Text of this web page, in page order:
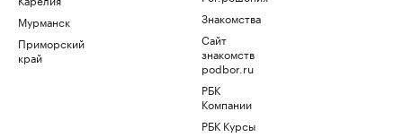
Мурманск
Приморский
край
Знакомства
Сайт
знакомств
podbor.ru
РБК
Компании
РБК Курсы